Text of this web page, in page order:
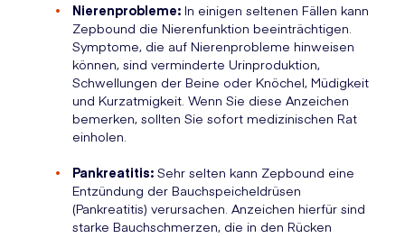
Nierenprobleme: In einigen seltenen Fällen kann
Zepbound die Nierenfunktion beeinträchtigen.
Symptome, die auf Nierenprobleme hinweisen
können, sind verminderte Urinproduktion,
Schwellungen der Beine oder Knöchel, Müdigkeit
und Kurzatmigkeit. Wenn Sie diese Anzeichen
bemerken, sollten Sie sofort medizinischen Rat
einholen.
Pankreatitis: Sehr selten kann Zepbound eine
Entzündung der Bauchspeicheldrüsen
(Pankreatitis) verursachen. Anzeichen hierfür sind
starke Bauchschmerzen, die in den Rücken